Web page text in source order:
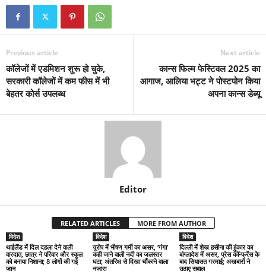
Previous article
कॉलेजों में एडमिशन शुरू हो चुके,
सरकारी कॉलेजों में कम फीस में भी
बेहतर कोर्स उपलब्ध
Next article
कान्स फिल्म फेस्टिवल 2025 का
आगाज, आलिया भट्ट ने पोस्टपोन किया
अपना कान्स डेब्यू
Editor
RELATED ARTICLES MORE FROM AUTHOR
विदेश
थाईलैंड में दिल दहला देने वाली
वारदात, छात्र ने परिवार और स्कूल
को बनाया निशाना; 8 लोगों की गई
जान
विदेश
यूरोप में भीषण गर्मी का असर, ‘गंगा’
कही जाने वाली नदी का जलस्तर
घटा; अंतरिक्ष से दिखा चौंकाने वाला
नजारा
विदेश
दिल्ली में शेख हसीना की हुंकार का
बांग्लादेश में असर, प्रेस कॉन्फ्रेंस के
बाद सियासत गरमाई; अखबारों ने
उठाए सवाल